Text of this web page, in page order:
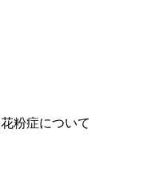
花粉症について